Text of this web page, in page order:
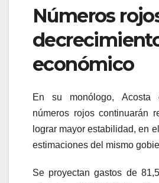
Números
económico
En su monólogo, Acosta
números rojos continuarán
lograr mayor estabilidad, en
estimaciones del mismo
Se proyectan gastos de